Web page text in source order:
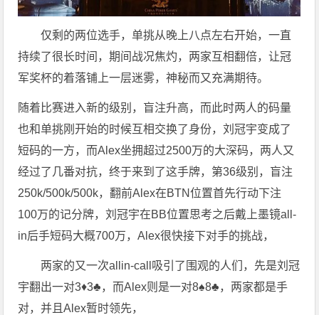
仅剩的两位选手，单挑从晚上八点左右开始，一直
持续了很长时间，期间战况焦灼，两家互相翻倍，让冠
军奖杯的着落铺上一层迷雾，神秘而又充满期待。
随着比赛进入新的级别，盲注升高，而此时两人的码量
也和单挑刚开始的时候互相交换了身份，刘冠宇变成了
短码的一方，而Alex坐拥超过2500万的大深码，两人又
经过了几番对抗，终于来到了这手牌，第36级别，盲注
250k/500k/500k，翻前Alex在BTN位置首先行动下注
100万的记分牌，刘冠宇在BB位置思考之后戴上墨镜all-
in后手短码大概700万，Alex很快接下对手的挑战，
两家的又一次allin-call吸引了围观的人们，先是刘冠
宇翻出一对3♦️3♣️，而Alex则是一对8♠️8♣️，两家都是手
对，并且Alex暂时领先，